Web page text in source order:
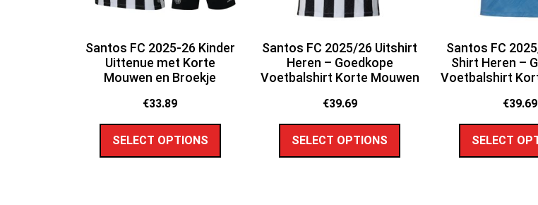
Santos FC 2025-26 Kinder
Uittenue met Korte
Mouwen en Broekje
€33.89
SELECT OPTIONS
Santos FC 2025/26 Uitshirt
Heren – Goedkope
Voetbalshirt Korte Mouwen
€39.69
SELECT OPTIONS
Santos FC
Shirt Heren –
Voetbalshirt
€39.69
SELECT